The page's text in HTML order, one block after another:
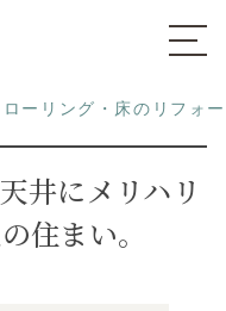
ローリング・床のリフォ
井にメリハリ
住まい。